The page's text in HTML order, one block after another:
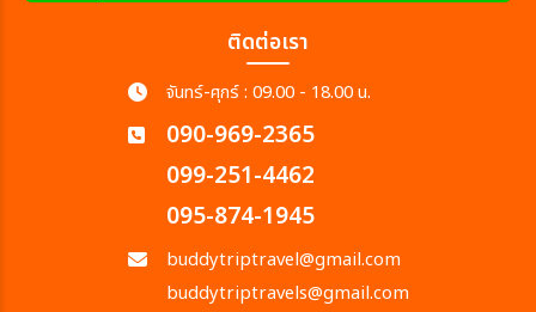
ติดต่อเรา
จันทร์-ศุกร์ : 09.00 - 18.00 น.
090-969-2365
099-251-4462
095-874-1945
buddytriptravel@gmail.com
buddytriptravels@gmail.com